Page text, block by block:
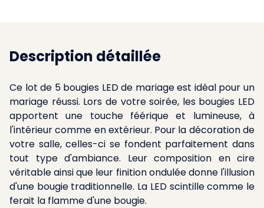
Description détaillée
Ce lot de 5 bougies LED de mariage est idéal pour un
mariage réussi. Lors de votre soirée, les bougies LED
apportent une touche féérique et lumineuse, à
l'intérieur comme en extérieur. Pour la décoration de
votre salle, celles-ci se fondent parfaitement dans
tout type d'ambiance. Leur composition en cire
véritable ainsi que leur finition ondulée donne l'illusion
d'une bougie traditionnelle. La LED scintille comme le
ferait la flamme d'une bougie.